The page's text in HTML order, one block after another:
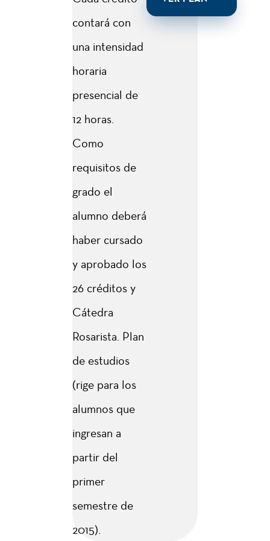
contará con
una intensidad
horaria
presencial de
12 horas.
Como
requisitos de
grado el
alumno deberá
haber cursado
y aprobado los
26 créditos y
Cátedra
Rosarista. Plan
de estudios
(rige para los
alumnos que
ingresan a
partir del
primer
semestre de
2015).